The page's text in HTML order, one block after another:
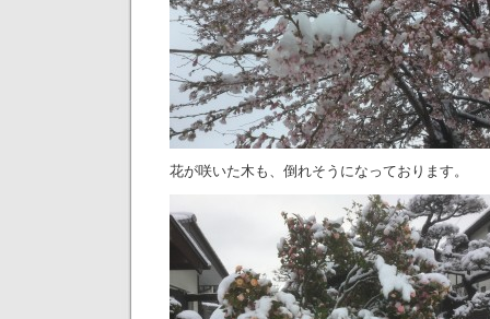
花が咲いた木も、倒れそうになっております。